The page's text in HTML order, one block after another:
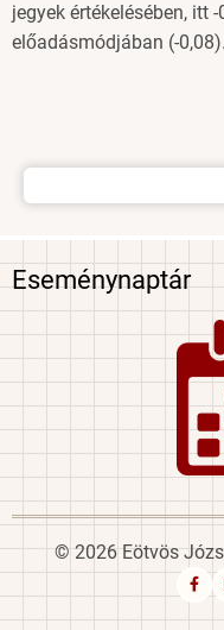
jegyek értékelésében, itt
előadásmódjában (-0,08).
Oldal
Eseménynaptár
© 2026 Eötvös